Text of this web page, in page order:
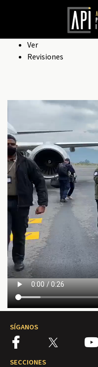
Solapas
Ver
Revisiones
SÍGANOS
SECCIONES